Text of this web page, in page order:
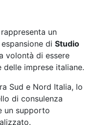
un
di Studio
volontà di essere
delle imprese italiane.
Sud e Nord Italia, lo
di consulenza
un supporto